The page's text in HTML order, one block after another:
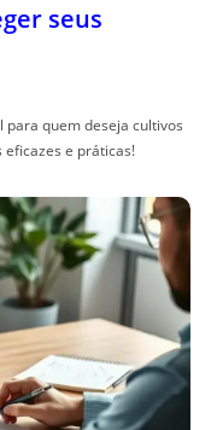
seus
para quem deseja cultivos
e práticas!